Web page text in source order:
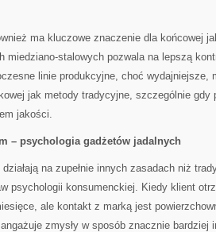
ma kluczowe znaczenie dla końcowej
miedziano-stalowych pozwala na lepszą
linie produkcyjne, choć wydajniejsze,
jak metody tradycyjne, szczególnie gdy
jakości.
– psychologia gadżetów jadalnych
na zupełnie innych zasadach niż
psychologii konsumenckiej. Kiedy klient
ale kontakt z marką jest
zmysły w sposób znacznie bardziej